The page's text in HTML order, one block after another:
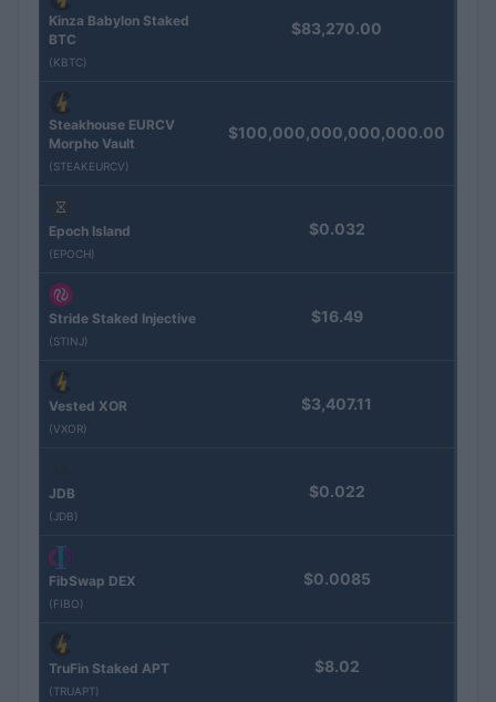
Kinza Babylon Staked
BTC
(KBTC)
$83,270.00
Steakhouse EURCV
Morpho Vault
(STEAKEURCV)
$100,000,000,000,000.00
Epoch Island
(EPOCH)
$0.032
Stride Staked Injective
(STINJ)
$16.49
Vested XOR
(VXOR)
$3,407.11
JDB
(JDB)
$0.022
FibSwap DEX
(FIBO)
$0.0085
TruFin Staked APT
(TRUAPT)
$8.02